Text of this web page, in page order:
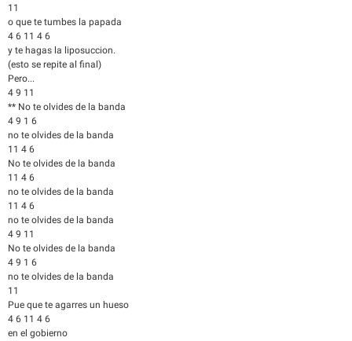
11
o que te tumbes la papada
4 6 11 4 6
y te hagas la liposuccion.
(esto se repite al final)
Pero...
4 9 11
** No te olvides de la banda
4 9 1 6
no te olvides de la banda
11 4 6
No te olvides de la banda
11 4 6
no te olvides de la banda
11 4 6
no te olvides de la banda
4 9 11
No te olvides de la banda
4 9 1 6
no te olvides de la banda
11
Pue que te agarres un hueso
4 6 11 4 6
en el gobierno